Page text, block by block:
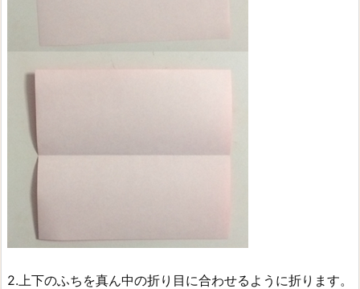
2.上下のふちを真ん中の折り目に合わせるように折ります。